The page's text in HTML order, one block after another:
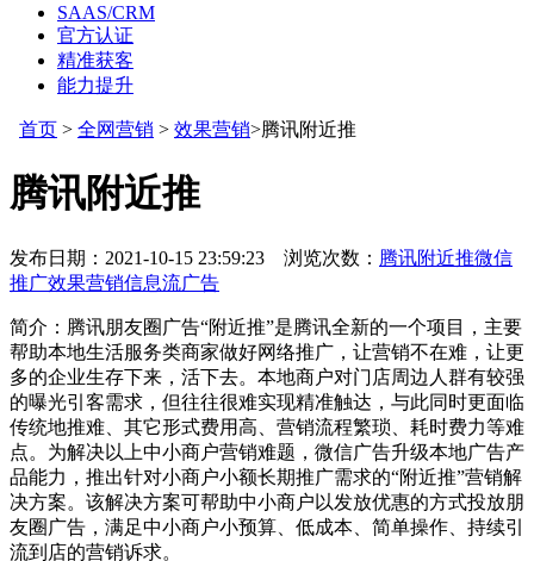
SAAS/CRM
官方认证
精准获客
能力提升
首页 > 全网营销 > 效果营销>腾讯附近推
腾讯附近推
发布日期：2021-10-15 23:59:23 浏览次数： 腾讯附近推微信
推广效果营销信息流广告
简介：腾讯朋友圈广告“附近推”是腾讯全新的一个项目，主要
帮助本地生活服务类商家做好网络推广，让营销不在难，让更
多的企业生存下来，活下去。本地商户对门店周边人群有较强
的曝光引客需求，但往往很难实现精准触达，与此同时更面临
传统地推难、其它形式费用高、营销流程繁琐、耗时费力等难
点。为解决以上中小商户营销难题，微信广告升级本地广告产
品能力，推出针对小商户小额长期推广需求的“附近推”营销解
决方案。该解决方案可帮助中小商户以发放优惠的方式投放朋
友圈广告，满足中小商户小预算、低成本、简单操作、持续引
流到店的营销诉求。